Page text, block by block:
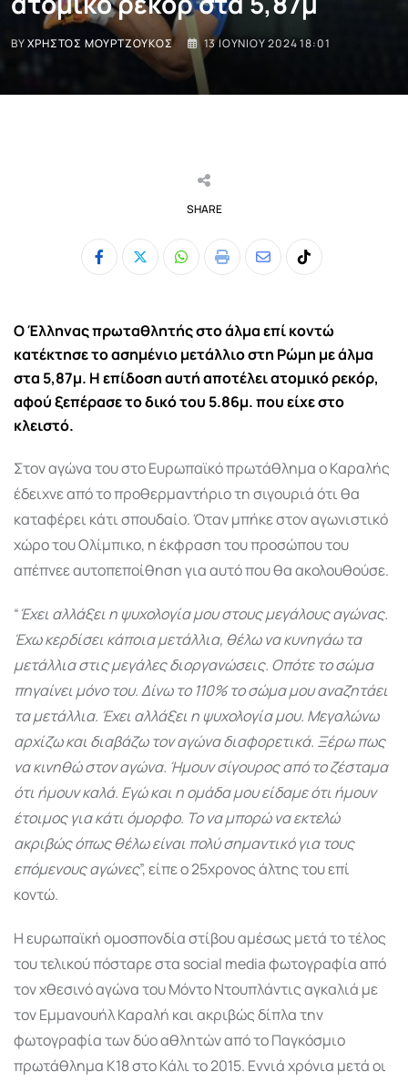
BYΧΡΉΣΤΟΣ ΜΟΥΡΤΖΟΎΚΟΣ 13 ΙΟΥΝΊΟΥ 2024 18:01
SHARE
Whatsapp
Print
ShareTiktok
Ο Έλληνας πρωταθλητής στο άλμα επί κοντώ
κατέκτησε το ασημένιο μετάλλιο στη Ρώμη με άλμα
στα 5,87μ. Η επίδοση αυτή αποτέλει ατομικό ρεκόρ,
αφού ξεπέρασε το δικό του 5.86μ. που είχε στο
κλειστό.
Στον αγώνα του στο Ευρωπαϊκό πρωτάθλημα ο Καραλής
έδειχνε από το προθερμαντήριο τη σιγουριά ότι θα
καταφέρει κάτι σπουδαίο. Όταν μπήκε στον αγωνιστικό
χώρο του Ολίμπικο, η έκφραση του προσώπου του
απέπνεε αυτοπεποίθηση για αυτό που θα ακολουθούσε.
“Έχει αλλάξει η ψυχολογία μου στους μεγάλους αγώνας.
Έχω κερδίσει κάποια μετάλλια, θέλω να κυνηγάω τα
μετάλλια στις μεγάλες διοργανώσεις. Οπότε το σώμα
πηγαίνει μόνο του. Δίνω το 110% το σώμα μου αναζητάει
τα μετάλλια. Έχει αλλάξει η ψυχολογία μου. Μεγαλώνω
αρχίζω και διαβάζω τον αγώνα διαφορετικά. Ξέρω πως
να κινηθώ στον αγώνα. Ήμουν σίγουρος από το ζέσταμα
ότι ήμουν καλά. Εγώ και η ομάδα μου είδαμε ότι ήμουν
έτοιμος για κάτι όμορφο. Το να μπορώ να εκτελώ
ακριβώς όπως θέλω είναι πολύ σημαντικό για τους
επόμενους αγώνες”, είπε ο 25χρονος άλτης του επί
κοντώ.
Η ευρωπαϊκή ομοσπονδία στίβου αμέσως μετά το τέλος
του τελικού πόσταρε στα social media φωτογραφία από
τον χθεσινό αγώνα του Μόντο Ντουπλάντις αγκαλιά με
τον Εμμανουήλ Καραλή και ακριβώς δίπλα την
φωτογραφία των δύο αθλητών από το Παγκόσμιο
πρωτάθλημα Κ18 στο Κάλι το 2015. Εννιά χρόνια μετά οι